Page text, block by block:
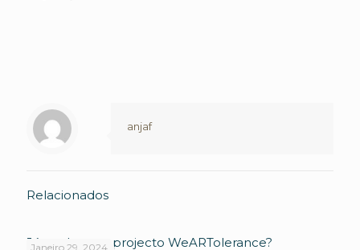
anjaf
Relacionados
Janeiro 29, 2024
Já conhece o projecto WeARTolerance?